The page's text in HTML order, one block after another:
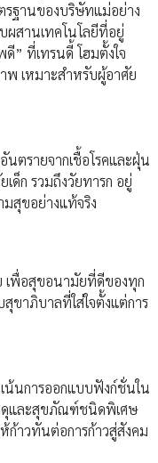
ฐานของบริษัทแม่อย่าง
ผสานเทคโนโลยีที่อยู่
” ที่เทรนดี้ โฮมตั้งใจ
พ เหมาะสำหรับผู้อาศัย
ตรายจากเชื้อโรคและฝุ่น
ด็ก รวมถึงวัยทารก อยู่
สุขอย่างแท้จริง
เพื่อสุขอนามัยที่ดีของทุก
ขาภิบาลที่ใส่ใจตั้งแต่การ
น้นการออกแบบฟังก์ชั่นใน
ดุและสุขภัณฑ์ชนิดพิเศษ
ก้าวทันต่อการก้าวสู่สังคม